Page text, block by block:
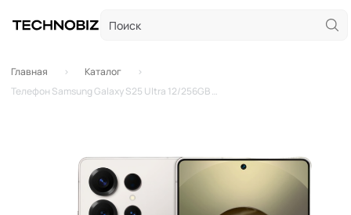
Главная
Каталог
Телефон Samsung Galaxy S25 Ultra 12/256GB Титановый Серый (Titanium Gray), Global